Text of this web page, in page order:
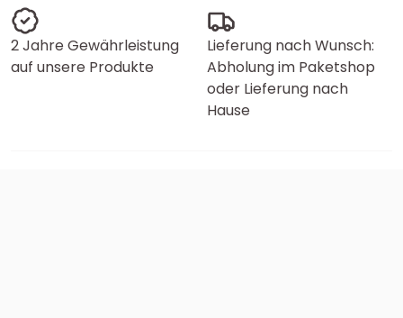
2 Jahre Gewährleistung
auf unsere Produkte
Lieferung nach Wunsch:
Abholung im Paketshop
oder Lieferung nach
Hause